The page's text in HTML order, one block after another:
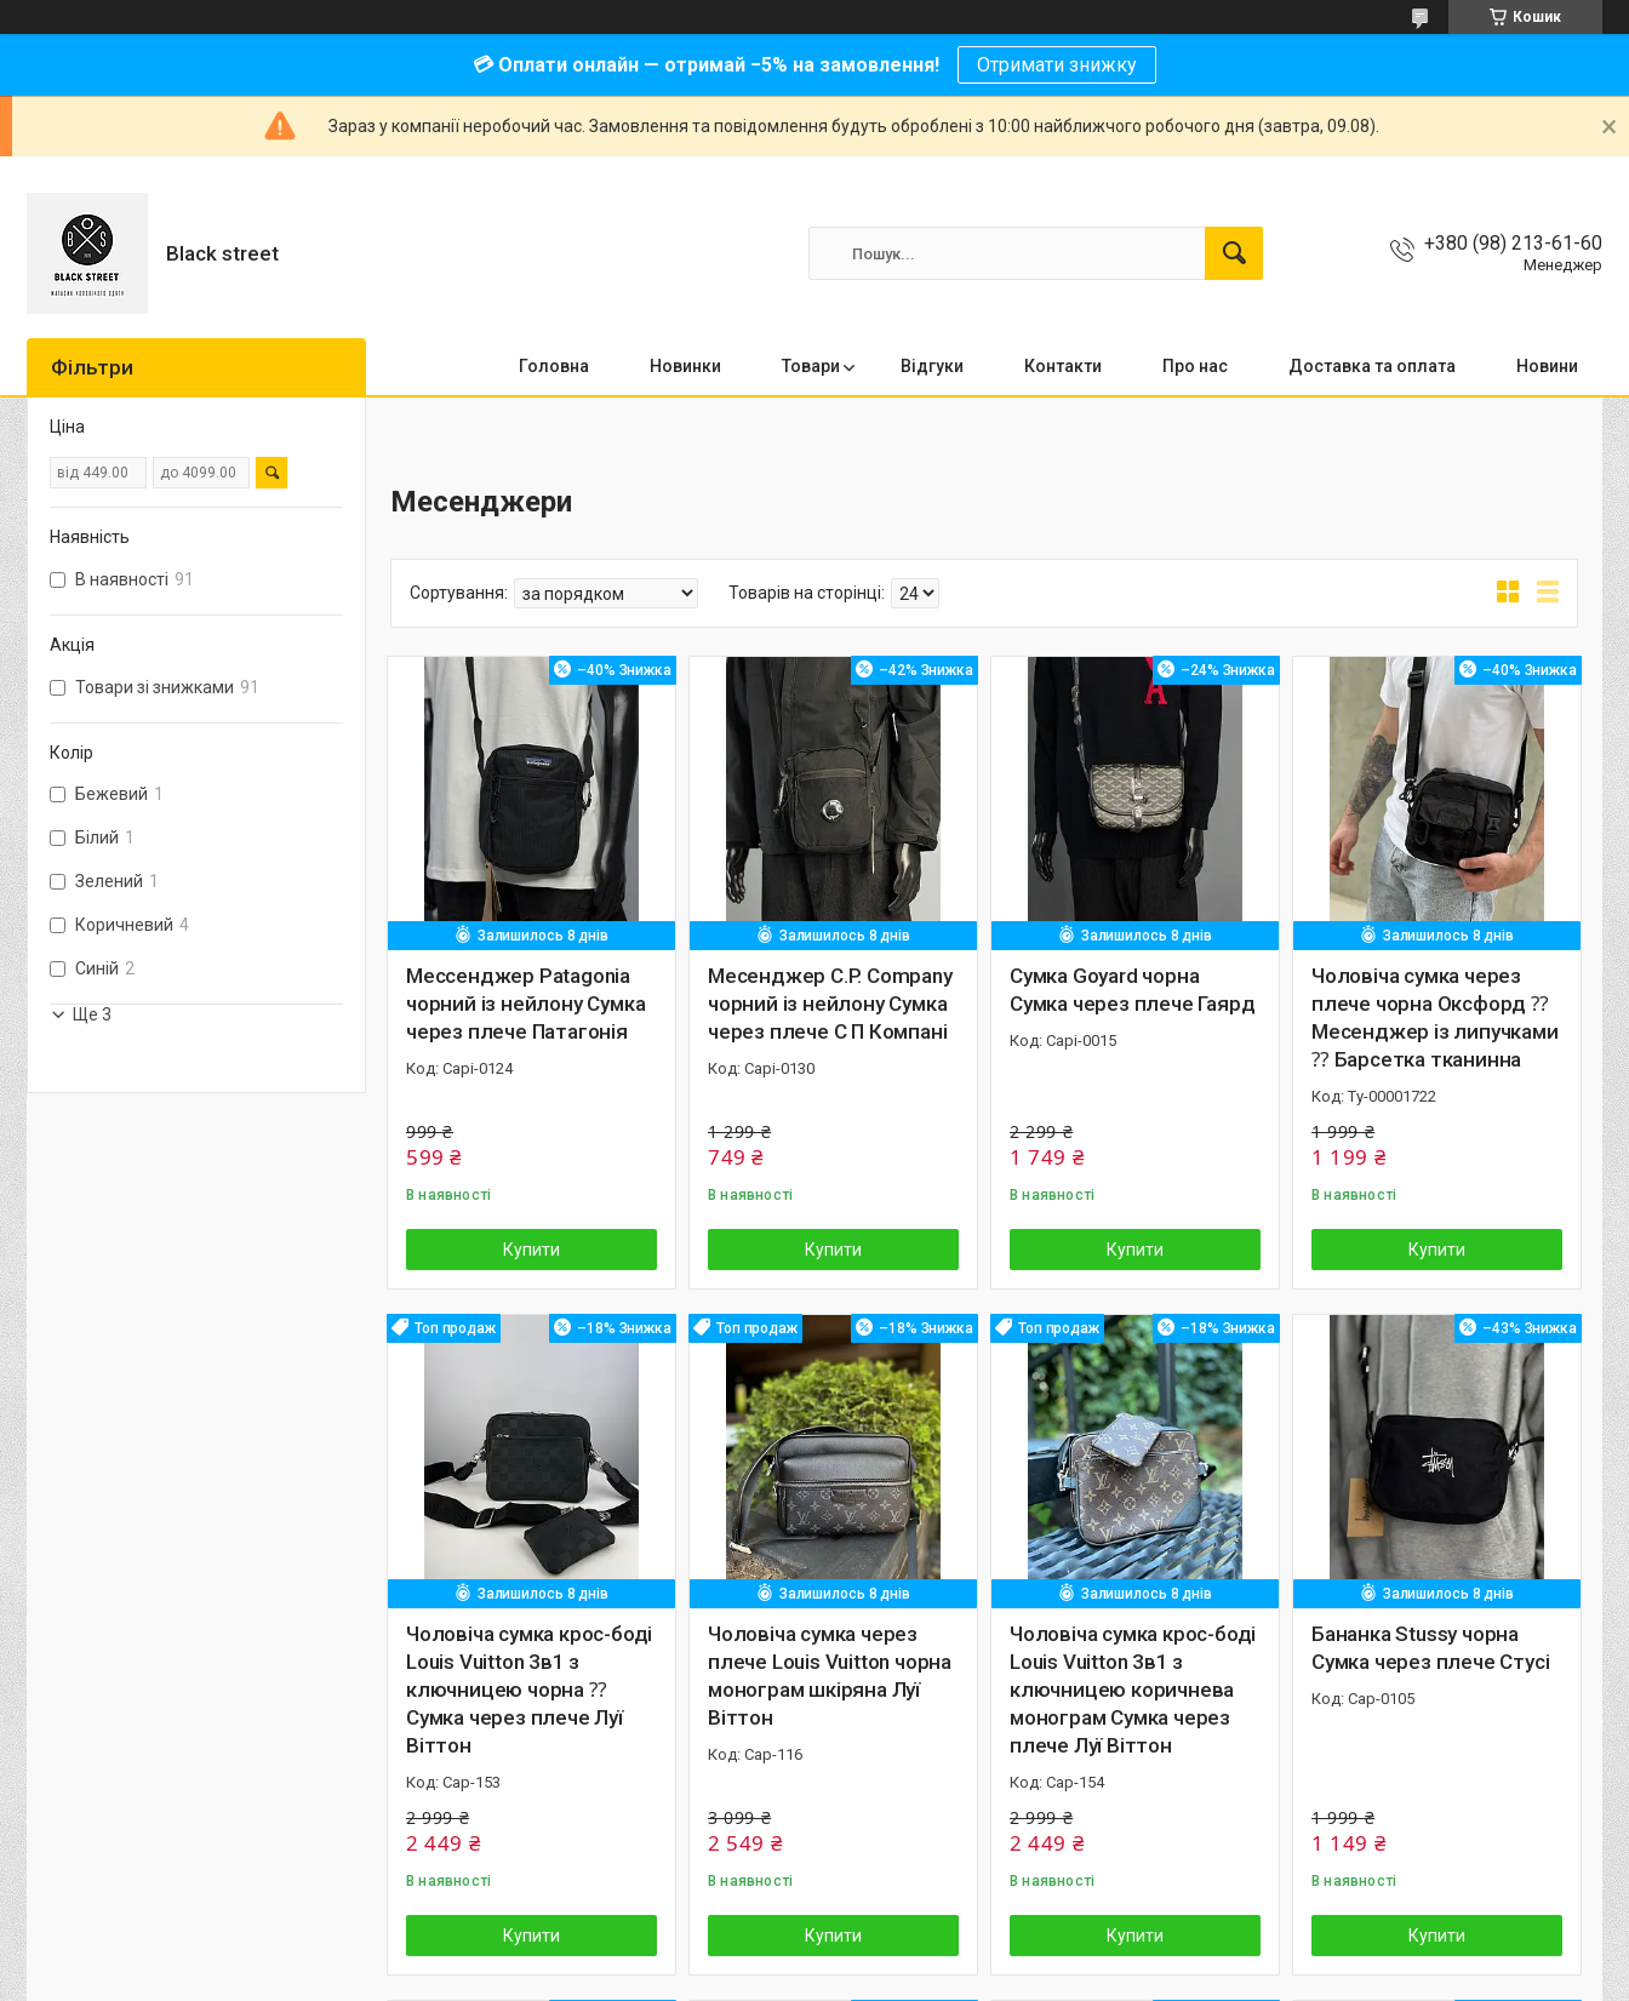
Кошик
💳 Оплати онлайн — отримай −5% на замовлення! Отримати знижку
Зараз у компанії неробочий час. Замовлення та повідомлення будуть оброблені з 10:00 найближчого робочого дня (завтра, 09.08).
Black street +380 (98) 213-61-60
Менеджер
Головна Новинки Товари Відгуки Контакти Про нас Доставка та оплата Новини
Месенджери
–40%
Залишилось 8 днів
Мессенджер Patagonia
чорний із нейлону Сумка
через плече Патагонія
Capi-0124
999 ₴
599 ₴
В наявності
Купити
–42%
Залишилось 8 днів
Месенджер C.P. Company
чорний із нейлону Сумка
через плече C П Компані
Capi-0130
1 299 ₴
749 ₴
В наявності
Купити
–24%
Залишилось 8 днів
Сумка Goyard чорна
Сумка через плече Гаярд
Capi-0015
2 299 ₴
1 749 ₴
В наявності
Купити
–40%
Залишилось 8 днів
Чоловіча сумка через
плече чорна Оксфорд ⁇
Месенджер із липучками
⁇ Барсетка тканинна
Ту-00001722
1 999 ₴
1 199 ₴
В наявності
Купити
Топ продаж –18%
Залишилось 8 днів
Чоловіча сумка крос-боді
Louis Vuitton 3в1 з
ключницею чорна ⁇
Сумка через плече Луї
Віттон
Cap-153
2 999 ₴
2 449 ₴
В наявності
Купити
Топ продаж –18%
Залишилось 8 днів
Чоловіча сумка через
плече Louis Vuitton чорна
монограм шкіряна Луї
Віттон
Cap-116
3 099 ₴
2 549 ₴
В наявності
Купити
Топ продаж –18%
Залишилось 8 днів
Чоловіча сумка крос-боді
Louis Vuitton 3в1 з
ключницею коричнева
монограм Сумка через
плече Луї Віттон
Cap-154
2 999 ₴
2 449 ₴
В наявності
Купити
–43%
Залишилось 8 днів
Бананка Stussy чорна
Сумка через плече Стусі
Cap-0105
1 999 ₴
1 149 ₴
В наявності
Купити
Фільтри
Ціна
Наявність
В наявності 91
Акція
Товари зі знижками 91
Колір
Бежевий 1
Білий 1
Зелений 1
Коричневий 4
Синій 2
Ще 3